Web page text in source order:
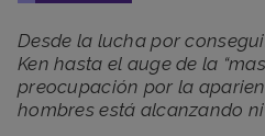
Desde la lucha por
Ken hasta el auge de la
preocupación por la
hombres está alcanzando